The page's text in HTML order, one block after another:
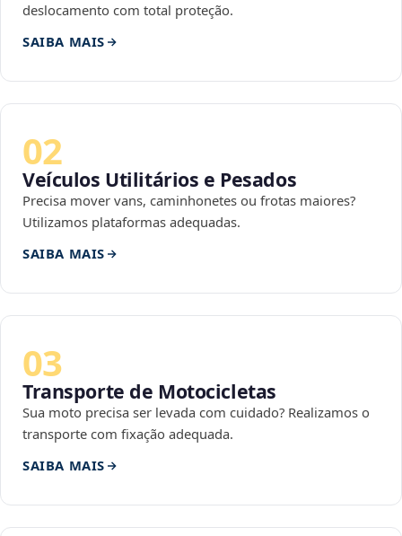
deslocamento com total proteção.
SAIBA MAIS
02
Veículos Utilitários e Pesados
Precisa mover vans, caminhonetes ou frotas maiores?
Utilizamos plataformas adequadas.
SAIBA MAIS
03
Transporte de Motocicletas
Sua moto precisa ser levada com cuidado? Realizamos o
transporte com fixação adequada.
SAIBA MAIS